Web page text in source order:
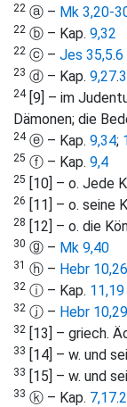
22 ⓐ – Mk 3,20-
22 ⓑ – Kap. 9,32
22 ⓒ – Jes 35,5.6
23 ⓓ – Kap. 9,27.
24[9] – im
Dämonen; die
24ⓔ – Kap. 9,34;
25 ⓕ – Kap. 9,4
25 [10] – o. Jede
26 [11] – o. seine
28 [12] – o. die
30 ⓖ – Mk 9,40
31 ⓗ – Hebr 10,26
32 ⓘ – Kap. 11,19
32 ⓙ – Hebr 10,29
32 [13] – griech.
33 [14] – w. und
33 [15] – w. und
33 ⓚ – Kap. 7,17.